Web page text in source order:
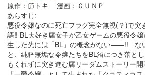
原作：節トキ 漫画：ＧＵＮＰ
あらすじ:
悪役令嬢なのに死亡フラグ完全無視(？)で突
語!! BL大好き腐女子が乙女ゲームの悪役令
生した先には「BL」の概念がない――!! な
と、純粋無垢な令嬢たちをBL沼につき落と
もくれずに突き進む腐リーダムストーリー